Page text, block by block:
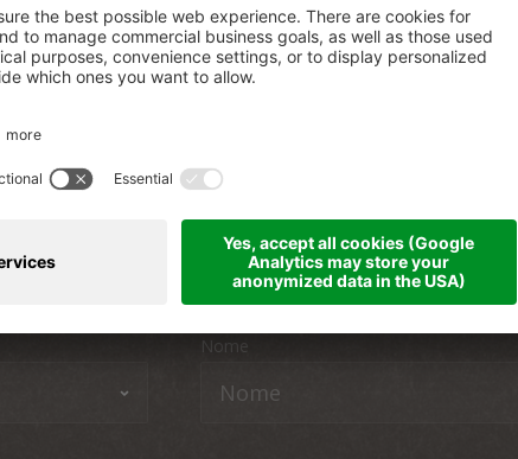
aggiornati
e offerte del nostro Hotel Kassian.
Nome